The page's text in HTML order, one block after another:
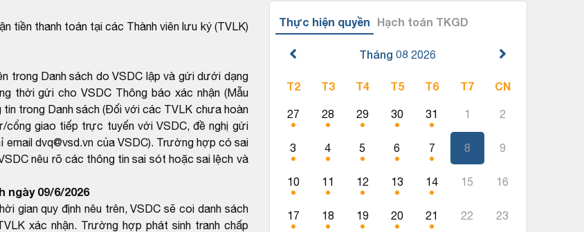
tiền thanh toán tại các Thành viên lưu ký (TVLK)
trong Danh sách do VSDC lập và gửi dưới dạng
thời gửi cho VSDC Thông báo xác nhận (Mẫu
trong Danh sách (Đối với các TVLK chưa hoàn
giao tiếp trực tuyến với VSDC, đề nghị gửi
dvq@vsd.vn của VSDC). Trường hợp có sai
nêu rõ các thông tin sai sót hoặc sai lệch và
ngày 09/6/2026
gian quy định nêu trên, VSDC sẽ coi danh sách
xác nhận. Trường hợp phát sinh tranh chấp
Thực hiện quyền Hạch toán TKGD
Tháng 08 2026
T2 T3 T4 T5 T6 T7 CN
27 28 29 30 31 1 2
3 4 5 6 7 8 9
10 11 12 13 14 15 16
17 18 19 20 21 22 23